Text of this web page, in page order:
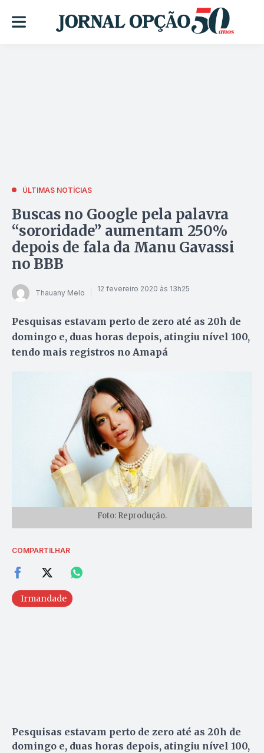
ÚLTIMAS NOTÍCIAS
Buscas no Google pela palavra
“sororidade” aumentam 250%
depois de fala da Manu Gavassi
no BBB
Thauany Melo 12 fevereiro 2020 às 13h25
Pesquisas estavam perto de zero até as 20h de
domingo e, duas horas depois, atingiu nível 100,
tendo mais registros no Amapá
Foto: Reprodução.
COMPARTILHAR
Irmandade
Pesquisas estavam perto de zero até as 20h de
domingo e, duas horas depois, atingiu nível 100,